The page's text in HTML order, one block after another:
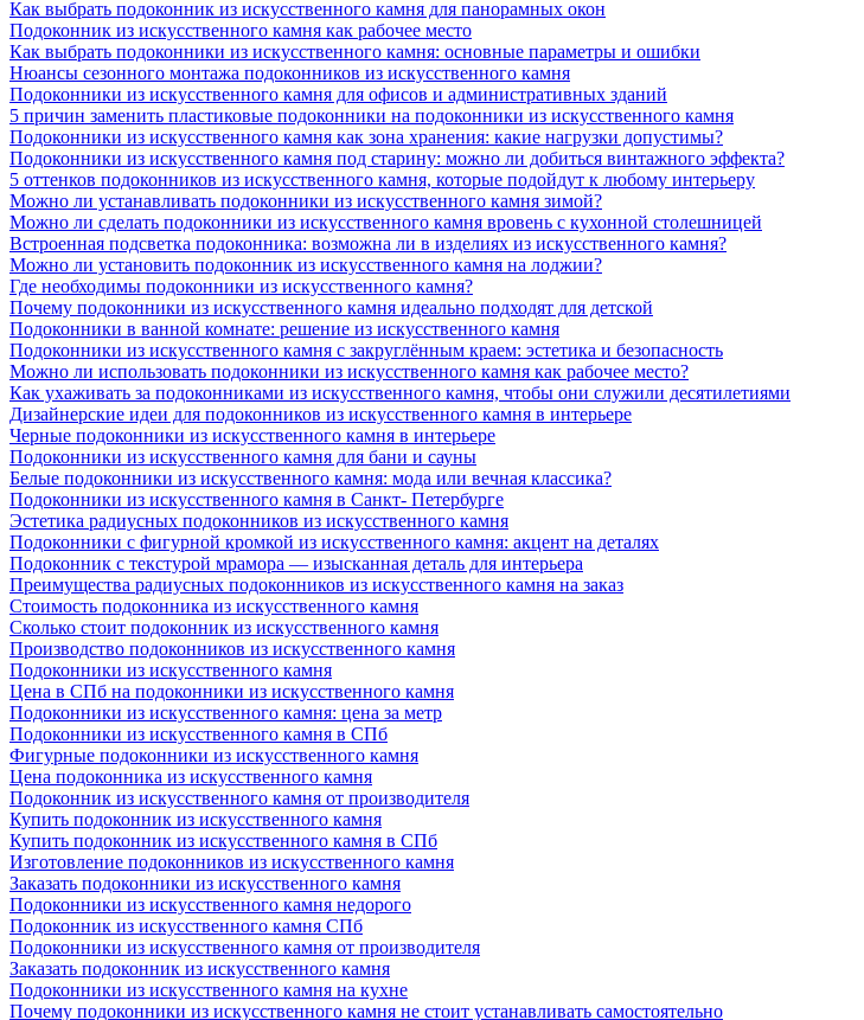
Как выбрать подоконник из искусственного камня для панорамных окон
Подоконник из искусственного камня как рабочее место
Как выбрать подоконники из искусственного камня: основные параметры и ошибки
Нюансы сезонного монтажа подоконников из искусственного камня
Подоконники из искусственного камня для офисов и административных зданий
5 причин заменить пластиковые подоконники на подоконники из искусственного камня
Подоконники из искусственного камня как зона хранения: какие нагрузки допустимы?
Подоконники из искусственного камня под старину: можно ли добиться винтажного эффекта?
5 оттенков подоконников из искусственного камня, которые подойдут к любому интерьеру
Можно ли устанавливать подоконники из искусственного камня зимой?
Можно ли сделать подоконники из искусственного камня вровень с кухонной столешницей
Встроенная подсветка подоконника: возможна ли в изделиях из искусственного камня?
Можно ли установить подоконник из искусственного камня на лоджии?
Где необходимы подоконники из искусственного камня?
Почему подоконники из искусственного камня идеально подходят для детской
Подоконники в ванной комнате: решение из искусственного камня
Подоконники из искусственного камня с закруглённым краем: эстетика и безопасность
Можно ли использовать подоконники из искусственного камня как рабочее место?
Как ухаживать за подоконниками из искусственного камня, чтобы они служили десятилетиями
Дизайнерские идеи для подоконников из искусственного камня в интерьере
Черные подоконники из искусственного камня в интерьере
Подоконники из искусственного камня для бани и сауны
Белые подоконники из искусственного камня: мода или вечная классика?
Подоконники из искусственного камня в Санкт- Петербурге
Эстетика радиусных подоконников из искусственного камня
Подоконники с фигурной кромкой из искусственного камня: акцент на деталях
Подоконник с текстурой мрамора — изысканная деталь для интерьера
Преимущества радиусных подоконников из искусственного камня на заказ
Стоимость подоконника из искусственного камня
Сколько стоит подоконник из искусственного камня
Производство подоконников из искусственного камня
Подоконники из искусственного камня
Цена в СПб на подоконники из искусственного камня
Подоконники из искусственного камня: цена за метр
Подоконники из искусственного камня в СПб
Фигурные подоконники из искусственного камня
Цена подоконника из искусственного камня
Подоконник из искусственного камня от производителя
Купить подоконник из искусственного камня
Купить подоконник из искусственного камня в СПб
Изготовление подоконников из искусственного камня
Заказать подоконники из искусственного камня
Подоконники из искусственного камня недорого
Подоконник из искусственного камня СПб
Подоконники из искусственного камня от производителя
Заказать подоконник из искусственного камня
Подоконники из искусственного камня на кухне
Почему подоконники из искусственного камня не стоит устанавливать самостоятельно